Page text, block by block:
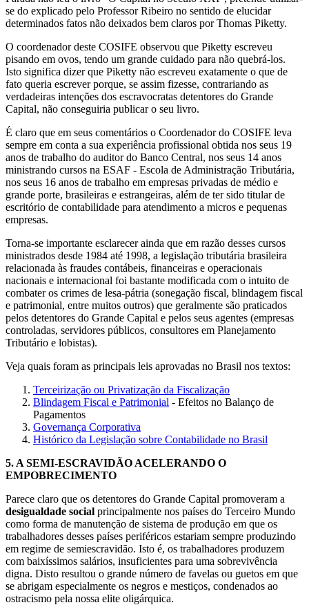
se do explicado pelo Professor Ribeiro no sentido de elucidar
determinados fatos não deixados bem claros por Thomas Piketty.
O coordenador deste COSIFE observou que Piketty escreveu
pisando em ovos, tendo um grande cuidado para não quebrá-los.
Isto significa dizer que Piketty não escreveu exatamente o que de
fato queria escrever porque, se assim fizesse, contrariando as
verdadeiras intenções dos escravocratas detentores do Grande
Capital, não conseguiria publicar o seu livro.
É claro que em seus comentários o Coordenador do COSIFE leva
sempre em conta a sua experiência profissional obtida nos seus 19
anos de trabalho do auditor do Banco Central, nos seus 14 anos
ministrando cursos na ESAF - Escola de Administração Tributária,
nos seus 16 anos de trabalho em empresas privadas de médio e
grande porte, brasileiras e estrangeiras, além de ter sido titular de
escritório de contabilidade para atendimento a micros e pequenas
empresas.
Torna-se importante esclarecer ainda que em razão desses cursos
ministrados desde 1984 até 1998, a legislação tributária brasileira
relacionada às fraudes contábeis, financeiras e operacionais
nacionais e internacional foi bastante modificada com o intuito de
combater os crimes de lesa-pátria (sonegação fiscal, blindagem fiscal
e patrimonial, entre muitos outros) que geralmente são praticados
pelos detentores do Grande Capital e pelos seus agentes (empresas
controladas, servidores públicos, consultores em Planejamento
Tributário e lobistas).
Veja quais foram as principais leis aprovadas no Brasil nos textos:
Terceirização ou Privatização da Fiscalização
Blindagem Fiscal e Patrimonial - Efeitos no Balanço de
Pagamentos
Governança Corporativa
Histórico da Legislação sobre Contabilidade no Brasil
5. A SEMI-ESCRAVIDÃO ACELERANDO O
EMPOBRECIMENTO
Parece claro que os detentores do Grande Capital promoveram a
desigualdade social principalmente nos países do Terceiro Mundo
como forma de manutenção de sistema de produção em que os
trabalhadores desses países periféricos estariam sempre produzindo
em regime de semiescravidão. Isto é, os trabalhadores produzem
com baixíssimos salários, insuficientes para uma sobrevivência
digna. Disto resultou o grande número de favelas ou guetos em que
se abrigam especialmente os negros e mestiços, condenados ao
ostracismo pela nossa elite oligárquica.